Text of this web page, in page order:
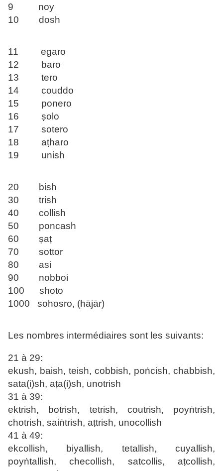
9 noy
10 dosh
11 egaro
12 baro
13 tero
14 couddo
15 ponero
16 ṣolo
17 sotero
18 aṭharo
19 unish
20 bish
30 trish
40 collish
50 poncash
60 ṣaṭ
70 sottor
80 asi
90 nobboi
100 shoto
1000 sohosro, (hājār)
Les nombres intermédiaires sont les suivants:
21 à 29:
ekush, baish, teish, cobbish, poṅcish, chabbish,
sata(i)sh, aṭa(i)sh, unotrish
31 à 39:
ektrish, botrish, tetrish, coutrish, poyṅtrish,
chotrish, saiṅtrish, aṭtrish, unocollish
41 à 49:
ekcollish, biyallish, tetallish, cuyallish,
poyṅtallish, checollish, satcollis, aṭcollish,